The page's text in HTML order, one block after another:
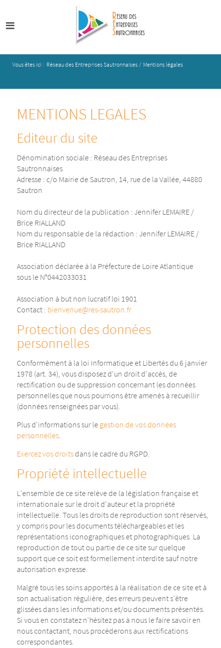
Vous êtes ici : Réseau des Entreprises Sautronnaises / Mentions légales
MENTIONS LEGALES
Editeur du site
Dénomination sociale : Réseau des Entreprises
Sautronnaises
Adresse : c/o Mairie de Sautron, 14, rue de la Vallée, 44880
Sautron
Nom du directeur de la publication : Jennifer LEMAIRE /
Brice RIALLAND
Nom du responsable de la rédaction : Jennifer LEMAIRE /
Brice RIALLAND
Association déclarée à la Préfecture de Loire Atlantique
sous le N°0442033031
Association à but non lucratif loi 1901
Contact : bienvenue@res-sautron.fr
Protection des données
personnelles
Conformément à la loi Informatique et Libertés du 6 janvier
1978 (art. 34), vous disposez d'un droit d'accès, de
rectification ou de suppression concernant les données
personnelles que nous pourrions être amenés à recueillir
(données renseignées par vous).
Plus d'informations sur le gestion de vos données
personnelles.
Exercez vos droits dans le cadre du RGPD.
Propriété intellectuelle
L'ensemble de ce site relève de la législation française et
internationale sur le droit d'auteur et la propriété
intellectuelle. Tous les droits de reproduction sont réservés,
y compris pour les documents téléchargeables et les
représentations iconographiques et photographiques. La
reproduction de tout ou partie de ce site sur quelque
support que ce soit est formellement interdite sauf notre
autorisation expresse.
Malgré tous les soins apportés à la réalisation de ce site et à
son actualisation régulière, des erreurs peuvent s'être
glissées dans les informations et/ou documents présentés.
Si vous en constatez n'hésitez pas à nous le faire savoir en
nous contactant, nous procéderons aux rectifications
correspondantes.